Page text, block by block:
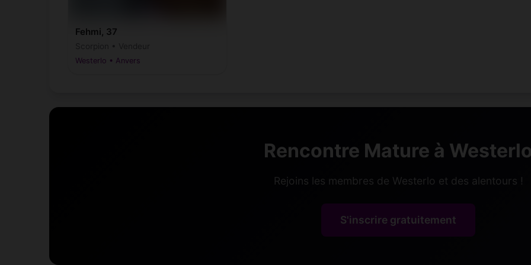
Fehmi, 37
Westerlo • Anvers
Rencontre Mature à
Rejoins les membres de Westerlo et des alentours !
S'inscrire gratuitement